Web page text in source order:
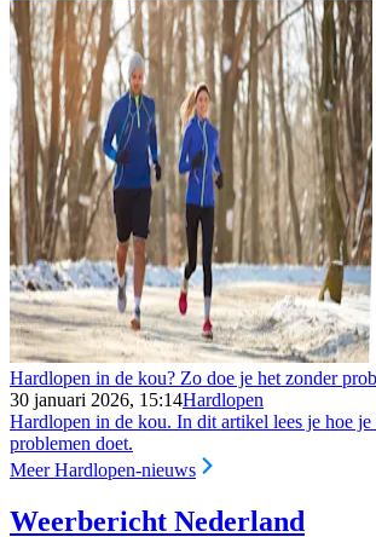
Hardlopen in de kou? Zo doe je het zonder
30 januari 2026, 15:14Hardlopen
Hardlopen in de kou. In dit artikel lees je hoe je
problemen doet.
Meer Hardlopen-nieuws
Weerbericht Nederland